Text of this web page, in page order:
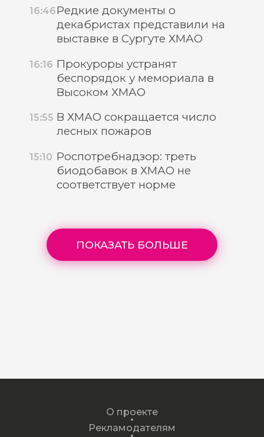
16:46Редкие документы о
декабристах представили на
выставке в Сургуте ХМАО
16:16 Прокуроры устранят
беспорядок у мемориала в
Высоком ХМАО
15:55 В ХМАО сокращается число
лесных пожаров
15:10 Роспотребнадзор: треть
биодобавок в ХМАО не
соответствует норме
ПОКАЗАТЬ БОЛЬШЕ
О проекте
Рекламодателям